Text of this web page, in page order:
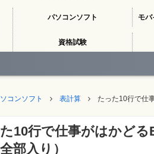
パソコンソフト モ
資格試験
コンソフト 表計算 たった10行で仕
10行で仕事がはかど
部入り）